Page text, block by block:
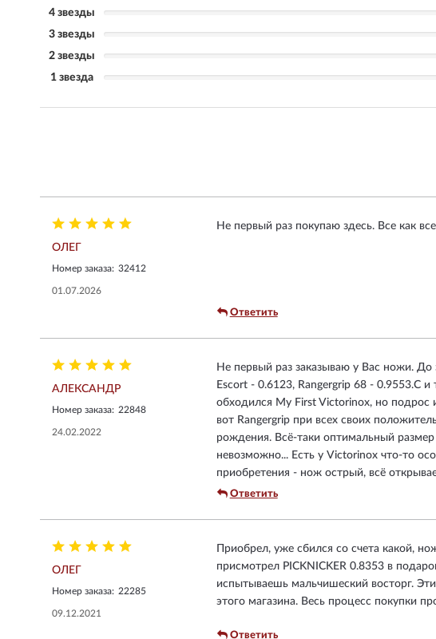
4 звезды
3 звезды
2 звезды
1 звезда
ОЛЕГ
Номер заказа: 32412
01.07.2026
Не первый раз покупаю здесь. Все как
Ответить
АЛЕКСАНДР
Номер заказа: 22848
24.02.2022
Не первый раз заказываю у Вас ножи.
Escort - 0.6123, Rangergrip 68 - 0.9553.C
обходился My First Victorinox, но подрос
вот Rangergrip при всех своих
рождения. Всё-таки оптимальный
невозможно... Есть у Victorinox что-то
приобретения - нож острый, всё
Ответить
ОЛЕГ
Номер заказа: 22285
09.12.2021
Приобрел, уже сбился со счета какой,
присмотрел PICKNICKER 0.8353 в
испытываешь мальчишеский восторг.
этого магазина. Весь процесс покупки
Ответить